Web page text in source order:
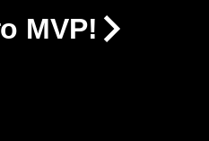
MVP!